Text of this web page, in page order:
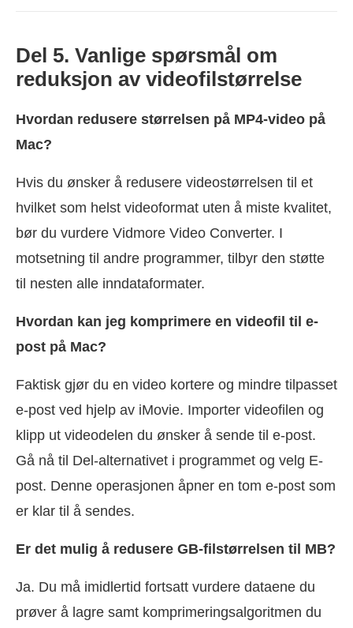
Del 5. Vanlige spørsmål om
reduksjon av videofilstørrelse
Hvordan redusere størrelsen på MP4-video på
Mac?
Hvis du ønsker å redusere videostørrelsen til et
hvilket som helst videoformat uten å miste kvalitet,
bør du vurdere Vidmore Video Converter. I
motsetning til andre programmer, tilbyr den støtte
til nesten alle inndataformater.
Hvordan kan jeg komprimere en videofil til e-
post på Mac?
Faktisk gjør du en video kortere og mindre tilpasset
e-post ved hjelp av iMovie. Importer videofilen og
klipp ut videodelen du ønsker å sende til e-post.
Gå nå til Del-alternativet i programmet og velg E-
post. Denne operasjonen åpner en tom e-post som
er klar til å sendes.
Er det mulig å redusere GB-filstørrelsen til MB?
Ja. Du må imidlertid fortsatt vurdere dataene du
prøver å lagre samt komprimeringsalgoritmen du